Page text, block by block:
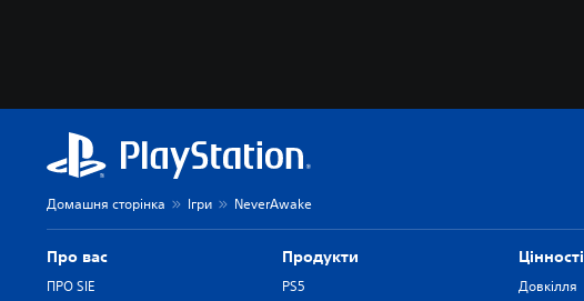
Домашня сторінка Ігри NeverAwake
Про вас
ПРО SIE
Продукти
PS5
Цiнностi
Довкілля